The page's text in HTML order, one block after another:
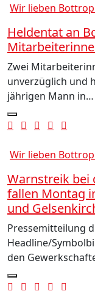
Wir lieben
Heldentat an
Zwei
unverzüglich und
jährigen Mann in…
Wir lieben
Warnstreik bei
fallen Montag
und
Pressemitteilung
Headline/
den